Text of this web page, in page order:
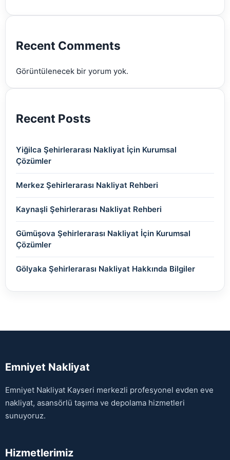
(2)(2)
(2)
Recent Comments
Görüntülenecek bir yorum yok.
Recent Posts
Yiğilca Şehirlerarası Nakliyat İçin Kurumsal
Çözümler
Merkez Şehirlerarası Nakliyat Rehberi
Kaynaşli Şehirlerarası Nakliyat Rehberi
Gümüşova Şehirlerarası Nakliyat İçin Kurumsal
Çözümler
Gölyaka Şehirlerarası Nakliyat Hakkında Bilgiler
Emniyet Nakliyat
Emniyet Nakliyat Kayseri merkezli profesyonel evden eve
nakliyat, asansörlü taşıma ve depolama hizmetleri
sunuyoruz.
Hizmetlerimiz